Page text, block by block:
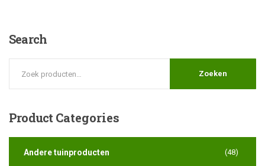
Search
Zoeken
Product Categories
Andere tuinproducten (48)